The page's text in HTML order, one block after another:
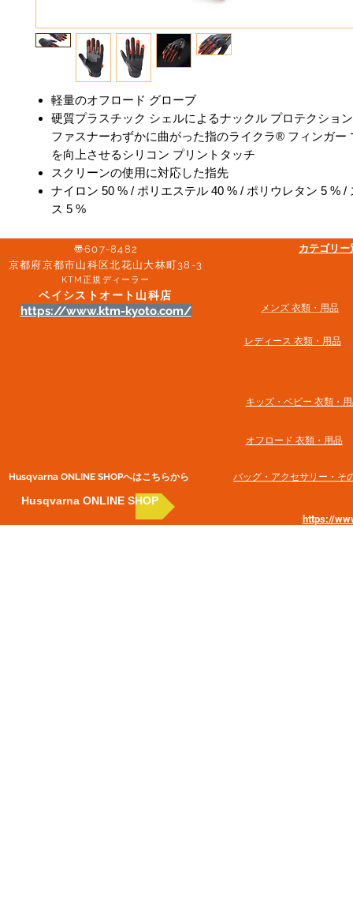
軽量のオフロード グローブ
硬質プラスチック シェルによるナックル プロテクショ
ファスナーわずかに曲がった指のライクラ® フィンガー
を向上させるシリコン プリントタッチ
スクリーンの使用に対応した指先
ナイロン 50 % / ポリエステル 40 % / ポリウレタン 5 % /
ス 5 %
〠607-8482
京都府京都市山科区北花山大林町38-3​
KTM正規ディーラー
ベイシストオート山科店
https://www.ktm-kyoto.com/
Husqvarna ONLINE SHOP​へはこちらから
Husqvarna ONLINE SHOP
カテゴリ
メンズ 衣類・用品
​レディース 衣類・用品
キッズ・ベビー 衣類・
オフロード 衣類・用品
バッグ・アクセサリー・そ
https://